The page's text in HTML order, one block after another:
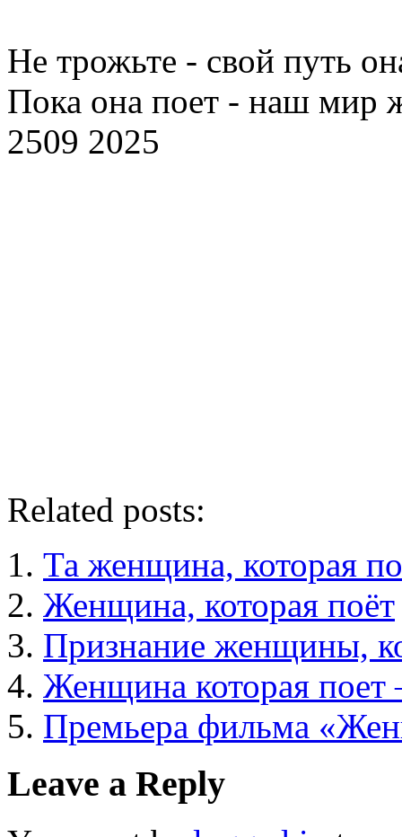
Не трожьте - свой путь
Пока она поет - наш мир
2509 2025
Related posts:
Та женщина, которая
Женщина, которая поёт
Признание женщины,
Женщина которая
Премьера фильма
Leave a Reply